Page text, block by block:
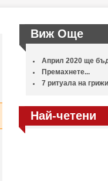
Виж Още
Април 2020 ще
Премахнете...
7 ритуала на
Най-четени